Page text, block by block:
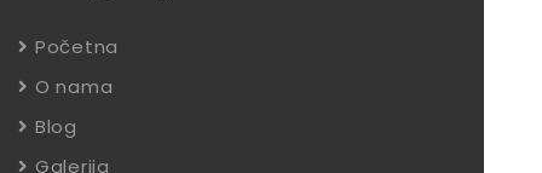
Početna
O nama
Blog
Galerija